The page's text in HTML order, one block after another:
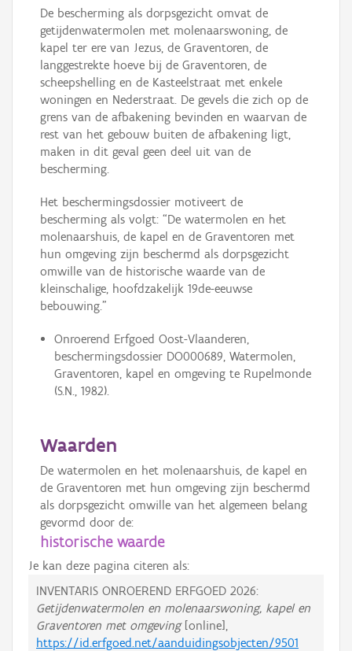
De bescherming als dorpsgezicht omvat de
getijdenwatermolen met molenaarswoning, de
kapel ter ere van Jezus, de Graventoren, de
langgestrekte hoeve bij de Graventoren, de
scheepshelling en de Kasteelstraat met enkele
woningen en Nederstraat. De gevels die zich op de
grens van de afbakening bevinden en waarvan de
rest van het gebouw buiten de afbakening ligt,
maken in dit geval geen deel uit van de
bescherming.
Het beschermingsdossier motiveert de
bescherming als volgt: “De watermolen en het
molenaarshuis, de kapel en de Graventoren met
hun omgeving zijn beschermd als dorpsgezicht
omwille van de historische waarde van de
kleinschalige, hoofdzakelijk 19de-eeuwse
bebouwing.”
Onroerend Erfgoed Oost-Vlaanderen,
beschermingsdossier DO000689, Watermolen,
Graventoren, kapel en omgeving te Rupelmonde
(S.N., 1982).
Waarden
De watermolen en het molenaarshuis, de kapel en
de Graventoren met hun omgeving zijn beschermd
als dorpsgezicht omwille van het algemeen belang
gevormd door de:
historische waarde
Je kan deze pagina citeren als:
INVENTARIS ONROEREND ERFGOED 2026:
Getijdenwatermolen en molenaarswoning, kapel en
Graventoren met omgeving[online],
https://id.erfgoed.net/aanduidingsobjecten/9501